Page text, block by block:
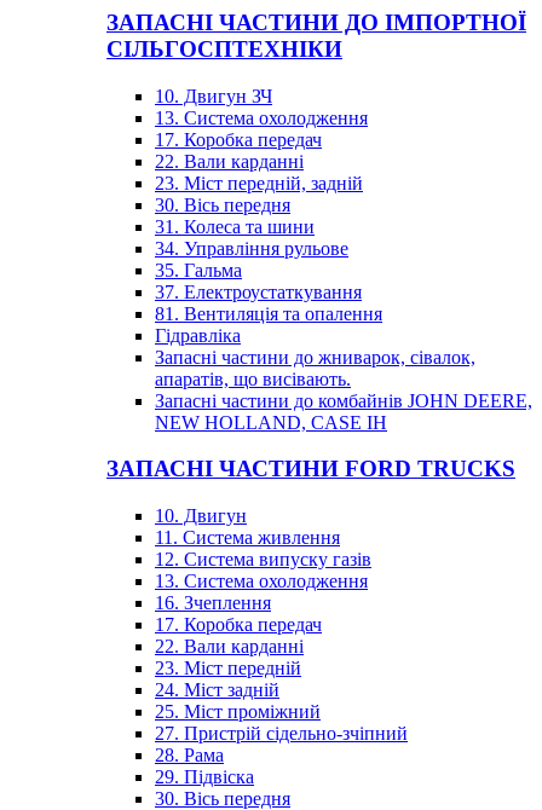
ЗАПАСНІ ЧАСТИНИ ДО ІМПОРТНОЇ
СІЛЬГОСПТЕХНІКИ
10. Двигун ЗЧ
13. Система охолодження
17. Коробка передач
22. Вали карданні
23. Міст передній, задній
30. Вісь передня
31. Колеса та шини
34. Управління рульове
35. Гальма
37. Електроустаткування
81. Вентиляція та опалення
Гідравліка
Запасні частини до жниварок, сівалок,
апаратів, що висівають.
Запасні частини до комбайнів JOHN DEERE,
NEW HOLLAND, CASE IH
ЗАПАСНІ ЧАСТИНИ FORD TRUCKS
10. Двигун
11. Система живлення
12. Система випуску газів
13. Система охолодження
16. Зчеплення
17. Коробка передач
22. Вали карданні
23. Міст передній
24. Міст задній
25. Міст проміжний
27. Пристрій сідельно-зчіпний
28. Рама
29. Підвіска
30. Вісь передня